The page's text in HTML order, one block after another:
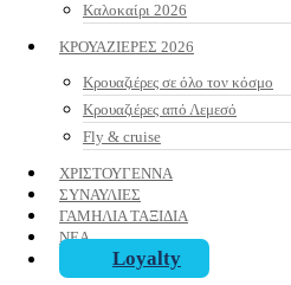
Καλοκαίρι 2026
ΚΡΟΥΑΖΙΕΡΕΣ 2026
Κρουαζιέρες σε όλο τον κόσμο
Κρουαζιέρες από Λεμεσό
Fly & cruise
ΧΡΙΣΤΟΥΓΕΝΝΑ
ΣΥΝΑΥΛΙΕΣ
ΓΑΜΗΛΙΑ ΤΑΞΙΔΙΑ
ΝΕΑ
Loyalty